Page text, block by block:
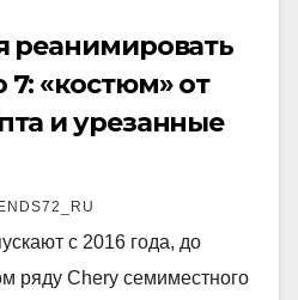
реанимировать
«костюм» от
и урезанные
с 2016 года, до
ряду Chery семиместного